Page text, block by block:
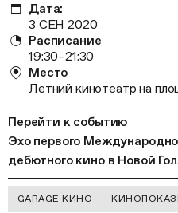
Дата:
3 СЕН 2020
Расписание
19:30–21:30
Место
Летний кинотеатр на
Перейти к событию
Эхо первого
дебютного кино в Новой
GARAGE КИНО